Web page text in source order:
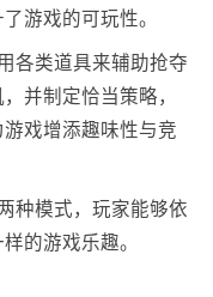
游戏的可玩性。
各类道具来辅助抢夺
并制定恰当策略，
戏增添趣味性与竞
种模式，玩家能够依
的游戏乐趣。